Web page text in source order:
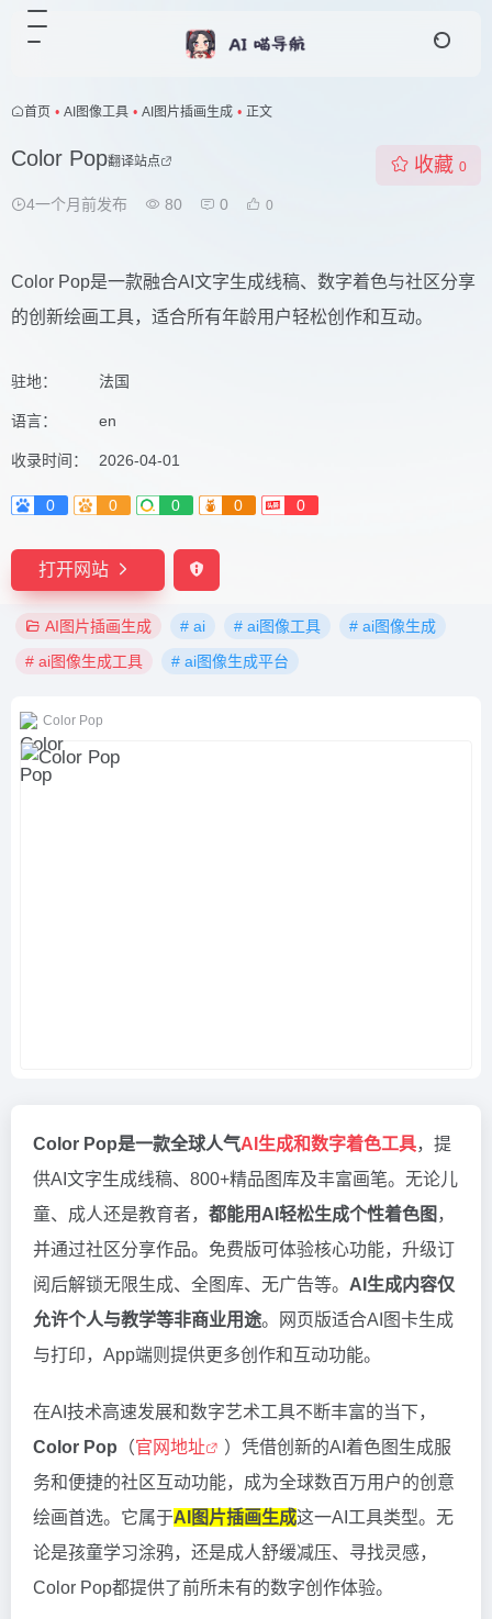
首页 • AI图像工具 • AI图片插画生成 • 正文
Color Pop翻译站点
4一个月前发布 80 0 0
收藏 0
Color Pop是一款融合AI文字生成线稿、数字着色与社区分享
的创新绘画工具，适合所有年龄用户轻松创作和互动。
驻地： 法国
语言： en
收录时间： 2026-04-01
0 0 0 0 0
打开网站
AI图片插画生成 # ai # ai图像工具
# ai图像生成
# ai图像生成工具
# ai图像生成平台
Color Pop
Color Pop是一款全球人气AI生成和数字着色工具，提
供AI文字生成线稿、800+精品图库及丰富画笔。无论儿
童、成人还是教育者， 都能用AI轻松生成个性着色图 ，
并通过社区分享作品。免费版可体验核心功能，升级订
阅后解锁无限生成、全图库、无广告等。 AI生成内容仅
允许个人与教学等非商业用途。网页版适合AI图卡生成
与打印，App端则提供更多创作和互动功能。
在AI技术高速发展和数字艺术工具不断丰富的当下，
Color Pop （官网地址
）凭借创新的AI着色图生成服
务和便捷的社区互动功能，成为全球数百万用户的创意
绘画首选。它属于AI图片插画生成这一AI工具类型。无
论是孩童学习涂鸦，还是成人舒缓减压、寻找灵感，
Color Pop都提供了前所未有的数字创作体验。